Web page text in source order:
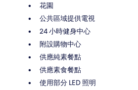
花園
公共區域提供電視
24 小時健身中心
附設購物中心
供應純素餐點
供應素食餐點
使用部分 LED 照明